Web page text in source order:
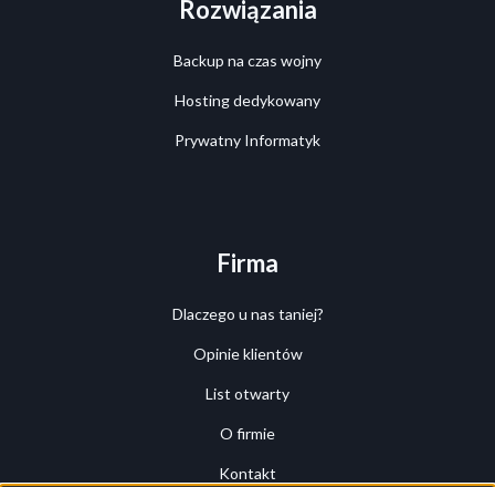
Rozwiązania
Backup na czas wojny
Hosting dedykowany
Prywatny Informatyk
Firma
Dlaczego u nas taniej?
Opinie klientów
List otwarty
O firmie
Kontakt